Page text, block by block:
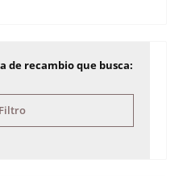
de recambio que busca:
Filtro